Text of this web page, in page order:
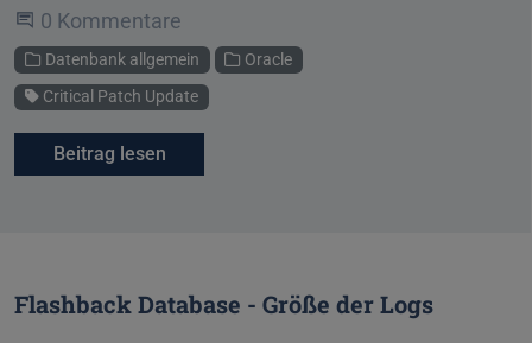
Beginne eine Unterhaltung
0 Kommentare
Kategorien
Datenbank allgemein Oracle
Schlagwort
Critical Patch Update
Beitrag lesen
Flashback Database - Größe der Logs